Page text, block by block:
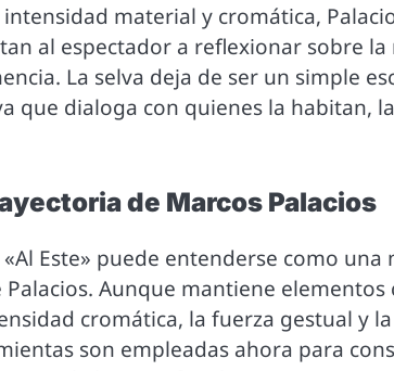
material y cromática,
al espectador a reflexionar sobre
La selva deja de ser un simple
que dialoga con quienes la habitan,
de Marcos Palacios
Este» puede entenderse como una
Aunque mantiene elementos
cromática, la fuerza gestual y
son empleadas ahora para